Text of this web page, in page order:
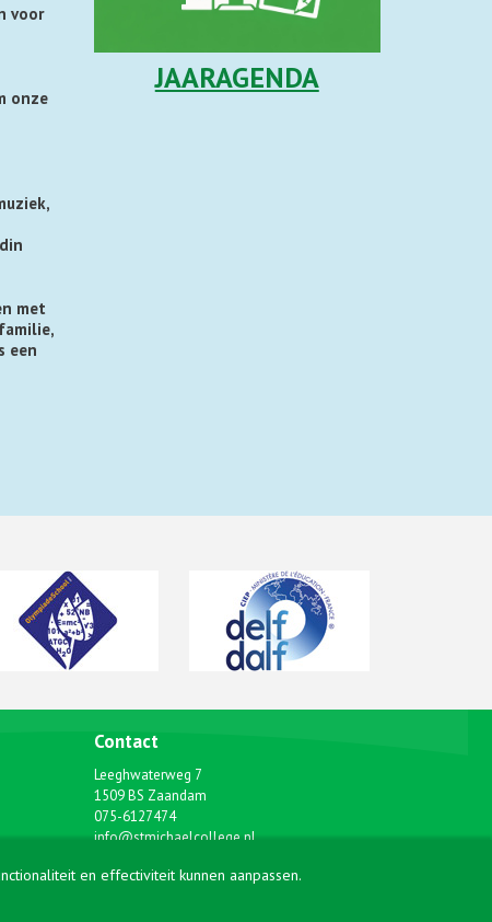
en effectiviteit kunnen aanpassen.
voor
onze
met
een
JAARAGENDA
Contact
Leeghwaterweg 7
1509 BS Zaandam
075-6127474
info@stmichaelcollege.nl